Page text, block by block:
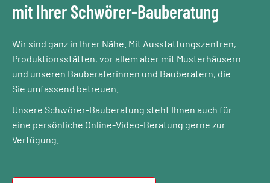
mit Ihrer Schwörer-Bauberatung
Wir sind ganz in Ihrer Nähe. Mit Ausstattungszentren,
Produktionsstätten, vor allem aber mit Musterhäusern
und unseren Bauberaterinnen und Bauberatern, die
Sie umfassend betreuen.
Unsere Schwörer-Bauberatung steht Ihnen auch für
eine persönliche Online-Video-Beratung gerne zur
Verfügung.